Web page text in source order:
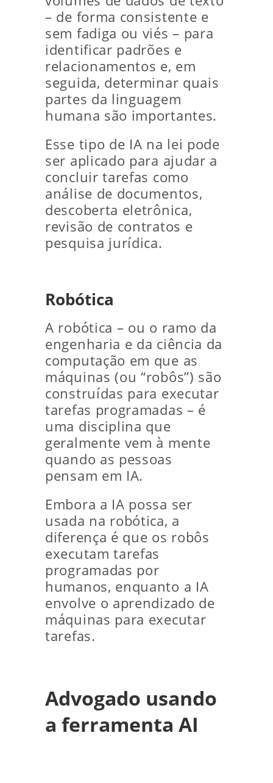
– de forma consistente e
sem fadiga ou viés – para
identificar padrões e
relacionamentos e, em
seguida, determinar quais
partes da linguagem
humana são importantes.
Esse tipo de IA na lei pode
ser aplicado para ajudar a
concluir tarefas como
análise de documentos,
descoberta eletrônica,
revisão de contratos e
pesquisa jurídica.
Robótica
A robótica – ou o ramo da
engenharia e da ciência da
computação em que as
máquinas (ou “robôs”) são
construídas para executar
tarefas programadas – é
uma disciplina que
geralmente vem à mente
quando as pessoas
pensam em IA.
Embora a IA possa ser
usada na robótica, a
diferença é que os robôs
executam tarefas
programadas por
humanos, enquanto a IA
envolve o aprendizado de
máquinas para executar
tarefas.
Advogado usando
a ferramenta AI